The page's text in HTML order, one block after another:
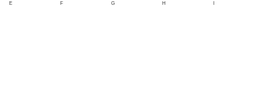
E F G H